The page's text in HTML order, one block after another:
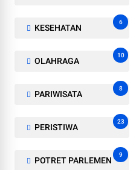
KESEHATAN
6
OLAHRAGA
10
PARIWISATA
8
PERISTIWA
23
POTRET PARLEMEN
9